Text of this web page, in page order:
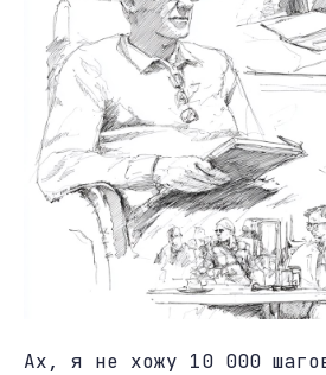
Ах, я не хожу 10 000